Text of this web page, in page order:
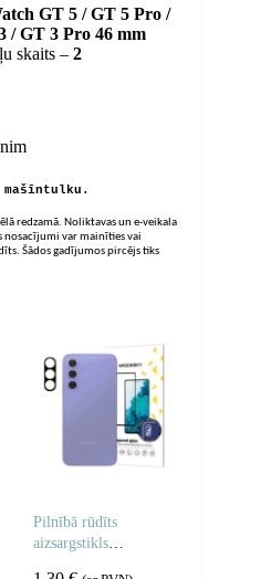
GT 5 / GT 5 Pro /
/ GT 3 Pro 46 mm
skaits – 2
redzamā. Noliktavas un e-veikala
nosacījumi var mainīties vai
Šādos gadījumos pircējs tiks
Pilnībā rūdīts
aizsargstikls